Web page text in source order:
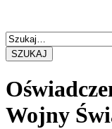
SZUKAJ
Wojny